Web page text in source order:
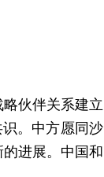
伙伴关系建立
。中方愿同沙
进展。中国和